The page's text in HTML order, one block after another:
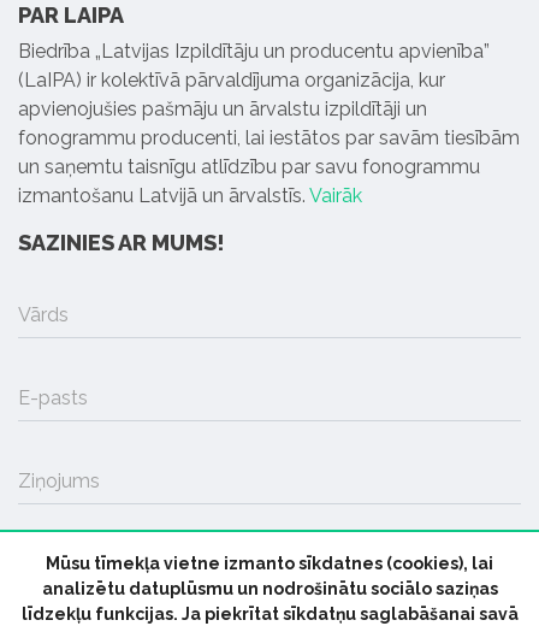
PAR LAIPA
Biedrība „Latvijas Izpildītāju un producentu apvienība”
(LaIPA) ir kolektīvā pārvaldījuma organizācija, kur
apvienojušies pašmāju un ārvalstu izpildītāji un
fonogrammu producenti, lai iestātos par savām tiesībām
un saņemtu taisnīgu atlīdzību par savu fonogrammu
izmantošanu Latvijā un ārvalstīs. Vairāk
SAZINIES AR MUMS!
Vārds
E-pasts
Ziņojums
SŪTĪT
Mūsu tīmekļa vietne izmanto sīkdatnes (cookies), lai
analizētu datuplūsmu un nodrošinātu sociālo saziņas
līdzekļu funkcijas. Ja piekrītat sīkdatņu saglabāšanai savā